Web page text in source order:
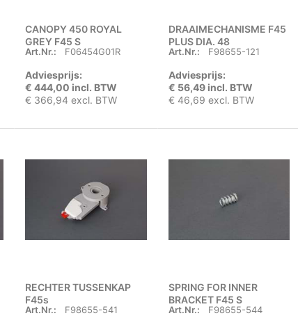
CANOPY 450 ROYAL
GREY F45 S
Art.Nr.: F06454G01R
Adviesprijs:
€ 444,00 incl. BTW
€ 366,94 excl. BTW
DRAAIMECHANISME F45
PLUS DIA. 48
Art.Nr.: F98655-121
Adviesprijs:
€ 56,49 incl. BTW
€ 46,69 excl. BTW
RECHTER TUSSENKAP
F45s
Art.Nr.: F98655-541
SPRING FOR INNER
BRACKET F45 S
Art.Nr.: F98655-544